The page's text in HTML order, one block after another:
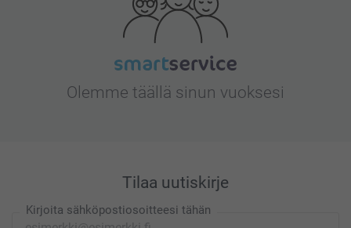
Olemme täällä sinun vuoksesi
Tilaa uutiskirje
Kirjoita sähköpostiosoitteesi tähän